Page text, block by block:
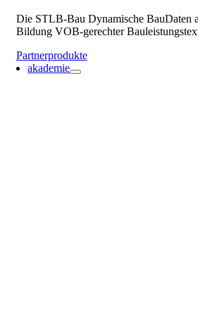
Die STLB-Bau Dynamische BauDaten
Bildung VOB-gerechter
Partnerprodukte
akademie